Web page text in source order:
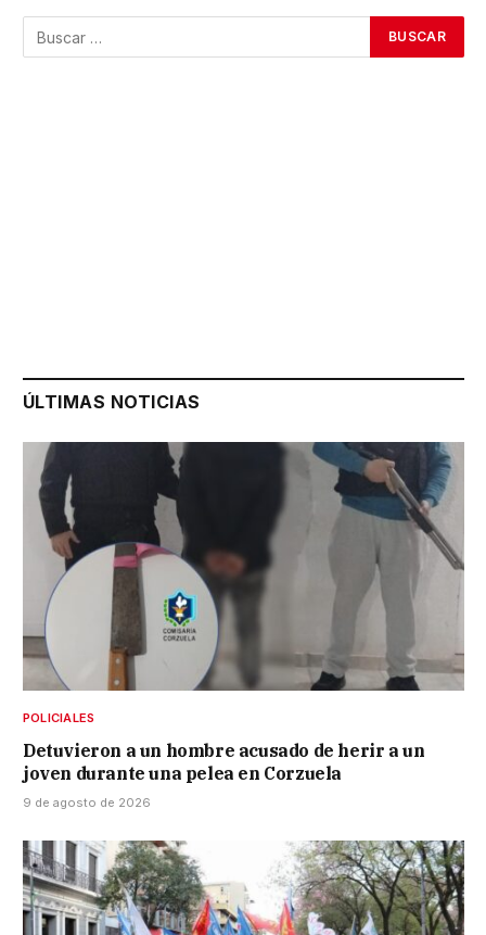
ÚLTIMAS NOTICIAS
POLICIALES
Detuvieron a un hombre acusado de herir a un
joven durante una pelea en Corzuela
9 de agosto de 2026